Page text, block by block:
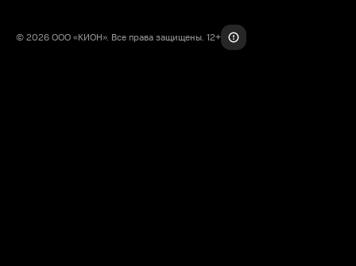
© 2026 ООО «КИОН». Все права защищены. 12+